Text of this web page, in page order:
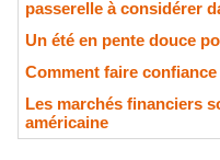
passerelle à considérer
Un été en pente douce
Comment faire
Les marchés financiers
américaine